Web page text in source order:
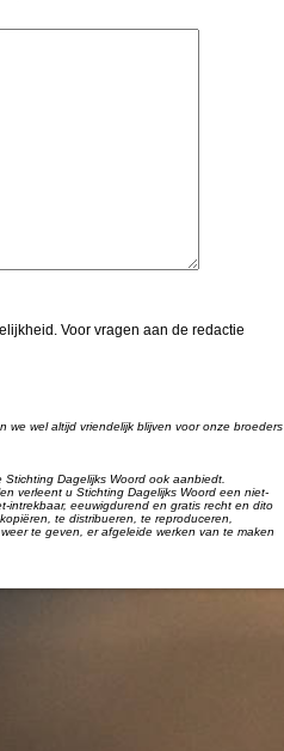
Voor vragen aan de redactie
we wel altijd vriendelijk blijven voor onze broeders
Dagelijks Woord ook aanbiedt.
verleent u Stichting Dagelijks Woord een niet-
intrekbaar, eeuwigdurend en gratis recht en dito
te distribueren, te reproduceren,
te geven, er afgeleide werken van te maken